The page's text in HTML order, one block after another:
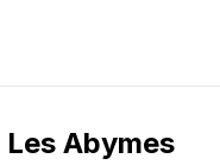
Les Abymes